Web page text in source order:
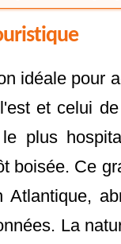
idéale pour
et celui
plus
boisée. Ce
La